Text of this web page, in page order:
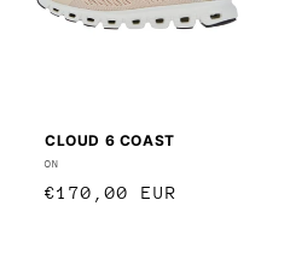
CLOUD 6 COAST
Anbieter:
ON
Normaler
€170,00 EUR